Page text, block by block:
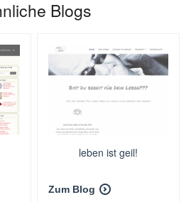
Blogs
leben ist geil!
Zum Blog